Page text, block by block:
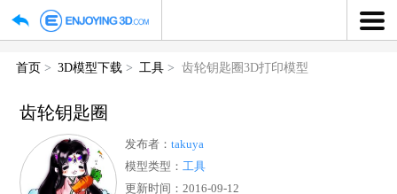
首页 3D模型下载 工具 齿轮钥匙圈3D打印模型
齿轮钥匙圈
发布者：takuya
模型类型：工具